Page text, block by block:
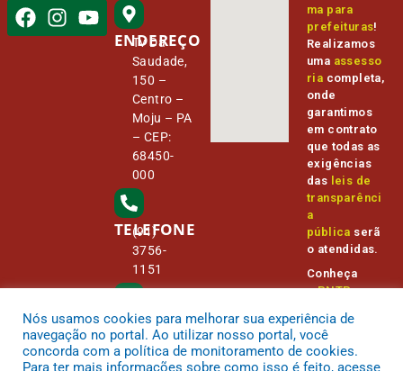
ENDEREÇO
Tv Da
Saudade,
150 –
Centro –
Moju – PA
– CEP:
68450-
000
TELEFONE
(91)
3756-
1151
E-MAIL
camara@
cmmoju.p
a.gov.br
ma para
prefeituras!
Realizamos
uma assesso
ria completa,
onde
garantimos
em contrato
que todas as
exigências
das leis de
transparênci
a
pública serã
o atendidas.
Conheça
oPNTPe
Transparênc
ia Pública
Nós usamos cookies para melhorar sua experiência de
navegação no portal. Ao utilizar nosso portal, você
concorda com a política de monitoramento de cookies.
Para ter mais informações sobre como isso é feito, acesse